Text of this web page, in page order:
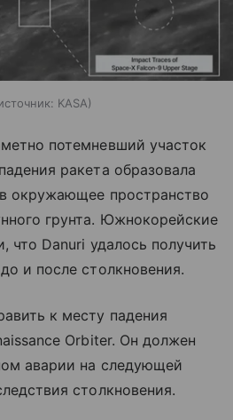
KASA
потемневший участок
ракета образовала
окружающее пространство
грунта. Южнокорейские
что Danuri удалось получить
и после столкновения.
к месту падения
Orbiter. Он должен
аварии на следующей
столкновения.